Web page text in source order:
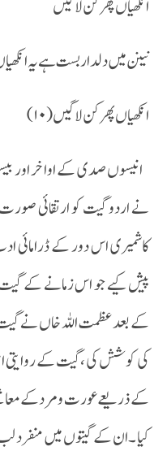
انکھیاں پھر کن لاگیں
نینن میں دلدار بست ہے یہ
انکھیاں پھرکن لاگیں (۱۰)
انیسوں صدی کے اواخر اور
نے اردو گیت کو ارتقائی صورت
کاشمیری اس دور کے ڈرامائی
پیش کیے جو اس زمانے کے
کے بعد عظمت اللہ خاں نے
کی کوشش کی ،گیت کے
کے ذریعے عورت ومرد کے
کیا ۔ان کے گیتوں میں منفرد